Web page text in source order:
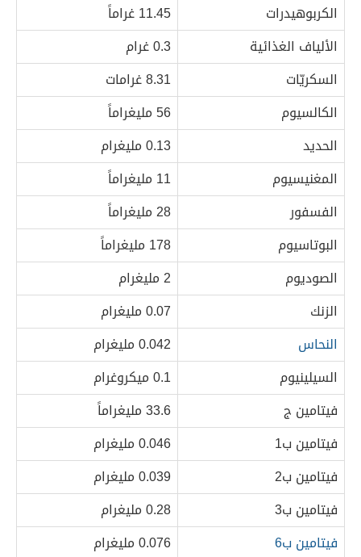
الكربوهيدرات
11.45 غراماً
الألياف الغذائية
0.3 غرام
السكريّات
8.31 غرامات
الكالسيوم
56 مليغراماً
الحديد
0.13 مليغرام
المغنيسيوم
11 مليغراماً
الفسفور
28 مليغراماً
البوتاسيوم
178 مليغراماً
الصوديوم
2 مليغرام
الزنك
0.07 مليغرام
النحاس
0.042 مليغرام
السيلينيوم
0.1 ميكروغرام
فيتامين ج
33.6 مليغراماً
فيتامين ب1
0.046 مليغرام
فيتامين ب2
0.039 مليغرام
فيتامين ب3
0.28 مليغرام
فيتامين ب6
0.076 مليغرام